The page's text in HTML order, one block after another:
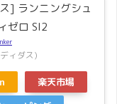
] ランニングシュ
ゼロ Sl2
ィダス)
楽天市場